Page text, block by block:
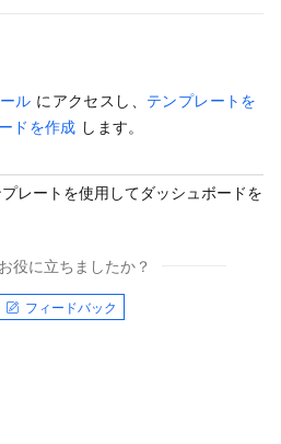
ル にアクセスし、 テンプレートを
ドを作成 します。
レートを使用してダッシュボードを
役に立ちましたか？
フィードバック